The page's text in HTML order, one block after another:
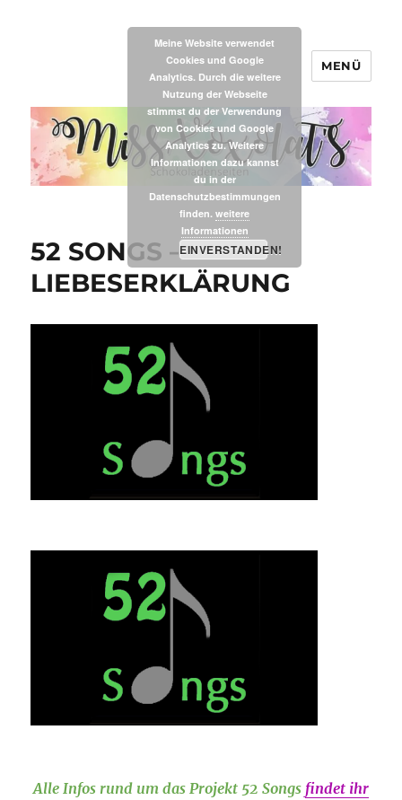
MissXoxolat's
MENÜ
52 SONGS – 41 –
LIEBESERKLÄRUNG
Alle Infos rund um das Projekt 52 Songs findet ihr
Meine Website verwendet
Cookies und Google
Analytics. Durch die weitere
Nutzung der Webseite
stimmst du der Verwendung
von Cookies und Google
Analytics zu. Weitere
Informationen dazu kannst
du in der
Datenschutzbestimmungen
finden. weitere
Informationen
EINVERSTANDEN!